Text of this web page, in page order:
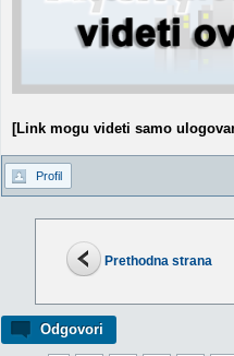
Prethodna strana
Odgovori
[Link mogu videti samo
Profil